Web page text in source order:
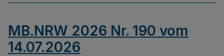
MB.NRW 2026 Nr. 190 vom
14.07.2026